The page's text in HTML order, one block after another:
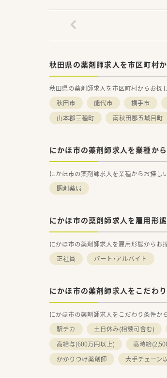
秋田県の薬剤師求人を市区町村
秋田県の薬剤師求人を市区町村からお探
秋田市
能代市 横手市
山本郡三種町
南秋田郡五城目町
にかほ市の薬剤師求人を業種か
にかほ市の薬剤師求人を業種からお探し
調剤薬局
にかほ市の薬剤師求人を雇用形
にかほ市の薬剤師求人を雇用形態からお
正社員
パート・アルバイト
にかほ市の薬剤師求人をこだわ
にかほ市の薬剤師求人をこだわり条件か
駅チカ
土日休み(相談可含む)
高給与(600万円以上)
高時給
かかりつけ薬剤師
大手チェーン